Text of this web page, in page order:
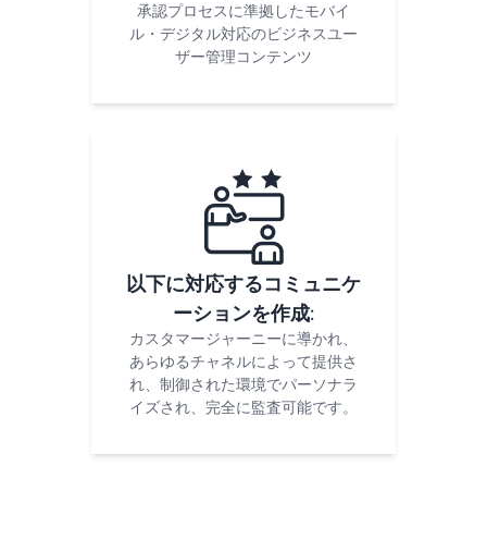
承認プロセスに準拠したモバイ
ル・デジタル対応のビジネスユー
ザー管理コンテンツ
以下に対応するコミュニケ
ーションを作成:
カスタマージャーニーに導かれ、
あらゆるチャネルによって提供さ
れ、制御された環境でパーソナラ
イズされ、完全に監査可能です。